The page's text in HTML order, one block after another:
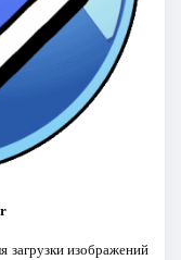
загрузки изображений